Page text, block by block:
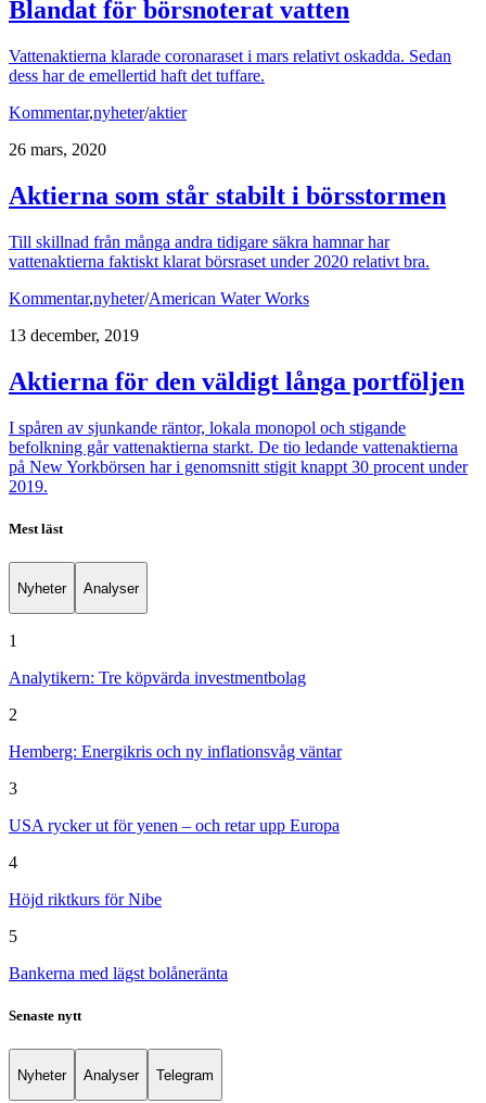
Blandat för börsnoterat vatten
Vattenaktierna klarade coronaraset i mars relativt oskadda. Sedan
dess har de emellertid haft det tuffare.
Kommentar,nyheter/aktier
26 mars, 2020
Aktierna som står stabilt i börsstormen
Till skillnad från många andra tidigare säkra hamnar har
vattenaktierna faktiskt klarat börsraset under 2020 relativt bra.
Kommentar,nyheter/American Water Works
13 december, 2019
Aktierna för den väldigt långa portföljen
I spåren av sjunkande räntor, lokala monopol och stigande
befolkning går vattenaktierna starkt. De tio ledande vattenaktierna
på New Yorkbörsen har i genomsnitt stigit knappt 30 procent under
2019.
Mest läst
Nyheter Analyser
1
Analytikern: Tre köpvärda investmentbolag
2
Hemberg: Energikris och ny inflationsvåg väntar
3
USA rycker ut för yenen – och retar upp Europa
4
Höjd riktkurs för Nibe
5
Bankerna med lägst bolåneränta
Senaste nytt
Nyheter Analyser Telegram